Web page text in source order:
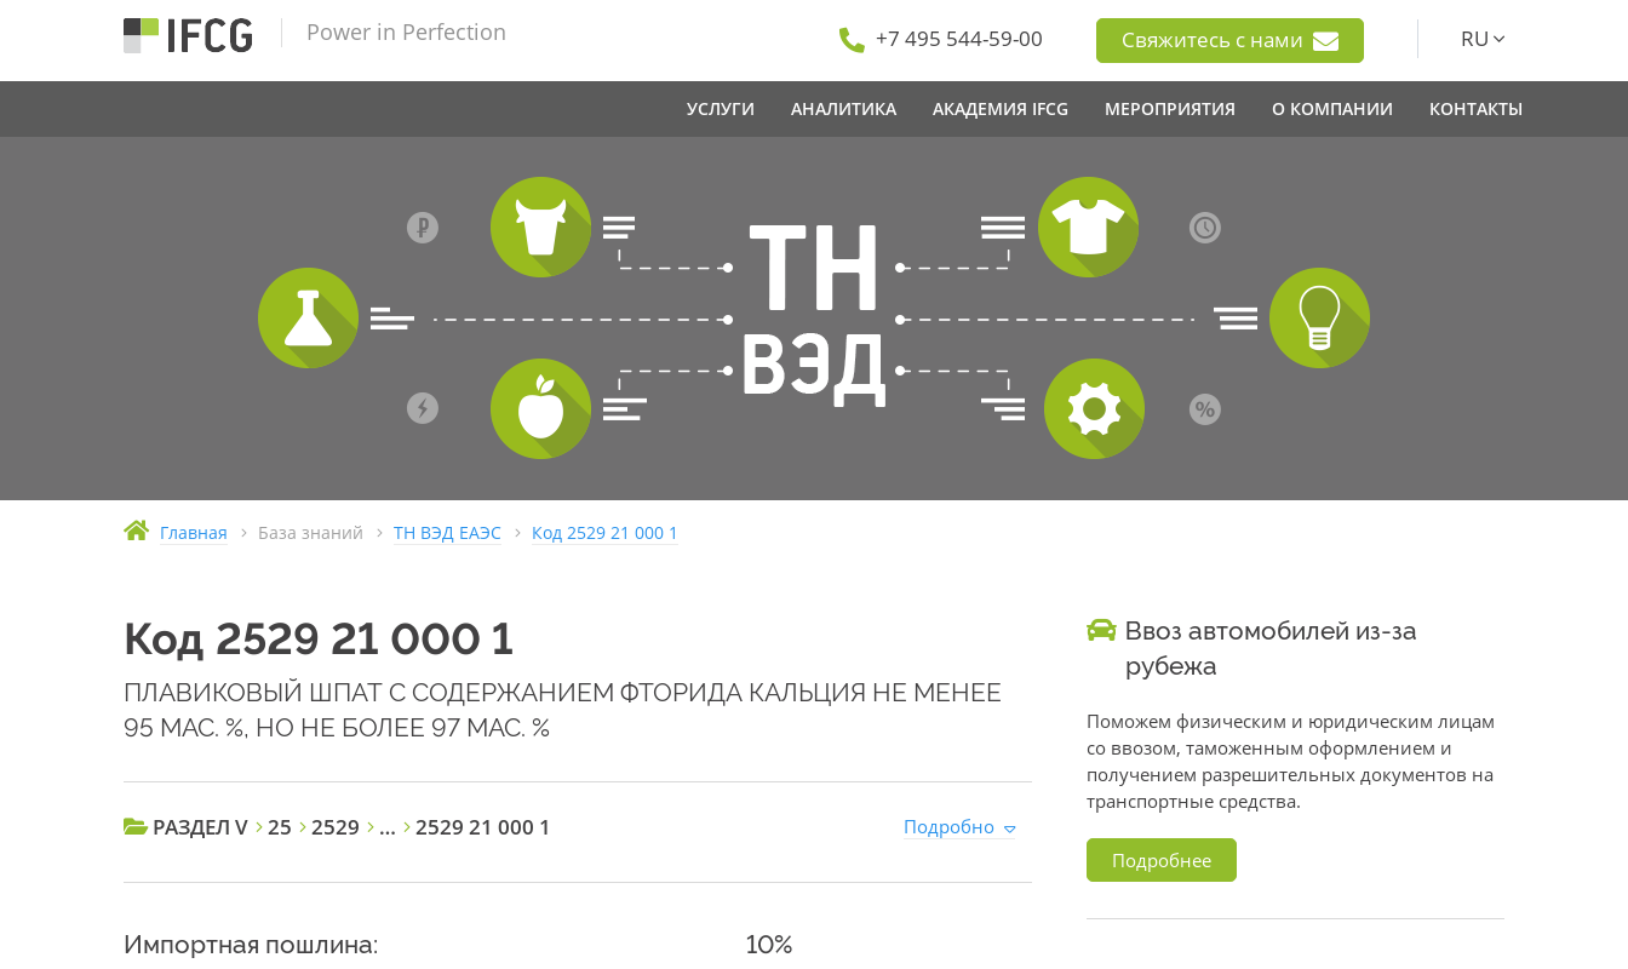
Power in Perfection +7 495 544-59-00 Свяжитесь с нами RU
УСЛУГИ АНАЛИТИКА АКАДЕМИЯ IFCG МЕРОПРИЯТИЯ О КОМПАНИИ КОНТАКТЫ
Главная База знаний ТН ВЭД ЕАЭС Код 2529 21 000 1
Код 2529 21 000 1
ПЛАВИКОВЫЙ ШПАТ С СОДЕРЖАНИЕМ ФТОРИДА КАЛЬЦИЯ НЕ МЕНЕЕ
95 МАС. %, НО НЕ БОЛЕЕ 97 МАС. %
РАЗДЕЛ V 25 2529 … 2529 21 000 1 Подробно
Импортная пошлина: 10%
Ввоз автомобилей из-за
рубежа
Поможем физическим и юридическим лицам
со ввозом, таможенным оформлением и
получением разрешительных документов на
транспортные средства.
Подробнее